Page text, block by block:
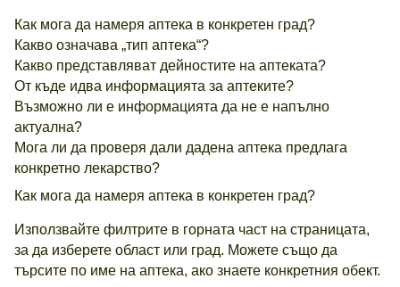
Как мога да намеря аптека в конкретен град?
Какво означава „тип аптека“?
Какво представляват дейностите на аптеката?
От къде идва информацията за аптеките?
Възможно ли е информацията да не е напълно
актуална?
Мога ли да проверя дали дадена аптека предлага
конкретно лекарство?
Как мога да намеря аптека в конкретен град?
Използвайте филтрите в горната част на страницата,
за да изберете област или град. Можете също да
търсите по име на аптека, ако знаете конкретния обект.